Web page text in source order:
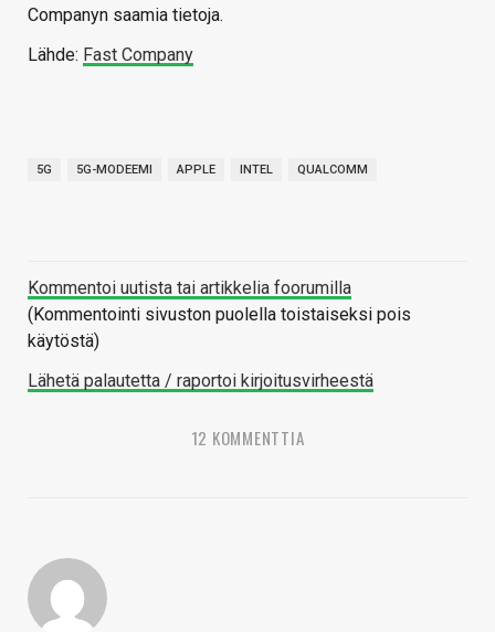
Companyn saamia tietoja.
Lähde: Fast Company
5G 5G-MODEEMI APPLE INTEL QUALCOMM
Kommentoi uutista tai artikkelia foorumilla
(Kommentointi sivuston puolella toistaiseksi pois
käytöstä)
Lähetä palautetta / raportoi kirjoitusvirheestä
12 KOMMENTTIA